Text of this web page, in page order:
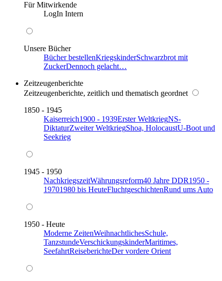
Für Mitwirkende
LogIn Intern
Unsere Bücher
Bücher bestellenKriegskinderSchwarzbrot mit
ZuckerDennoch gelacht…
Zeitzeugenberichte
Zeitzeugenberichte, zeitlich und thematisch geordnet
1850 - 1945
Kaiserreich1900 - 1939Erster WeltkriegNS-
DiktaturZweiter WeltkriegShoa, HolocaustU-Boot und
Seekrieg
1945 - 1950
NachkriegszeitWährungsreform40 Jahre DDR1950 -
19701980 bis HeuteFluchtgeschichtenRund ums Auto
1950 - Heute
Moderne ZeitenWeihnachtlichesSchule,
TanzstundeVerschickungskinderMaritimes,
SeefahrtReiseberichteDer vordere Orient